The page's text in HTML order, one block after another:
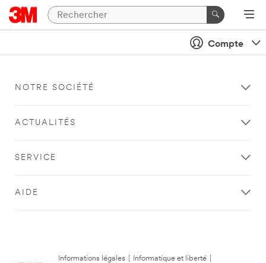
Compte
NOTRE SOCIÉTÉ
ACTUALITÉS
SERVICE
AIDE
Informations légales Informatique et liberté